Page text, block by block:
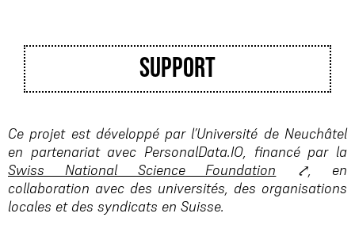
support
Ce projet est développé par l’Université de Neuchâtel
en partenariat avec PersonalData.IO, financé par la
Swiss National Science Foundation ⤤, en
collaboration avec des universités, des organisations
locales et des syndicats en Suisse.